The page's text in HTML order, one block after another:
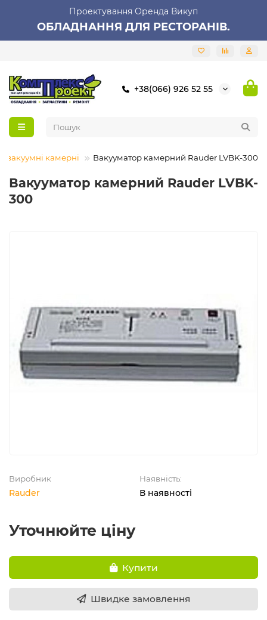
Проектування Оренда Викуп
ОБЛАДНАННЯ ДЛЯ РЕСТОРАНІВ.
+38(066) 926 52 55
вакуумні камерні Вакууматор камерний Rauder LVBK-300
Вакууматор камерний Rauder LVBK-
300
Виробник
Rauder
Наявність:
В наявності
Уточнюйте ціну
Купити
Швидке замовлення